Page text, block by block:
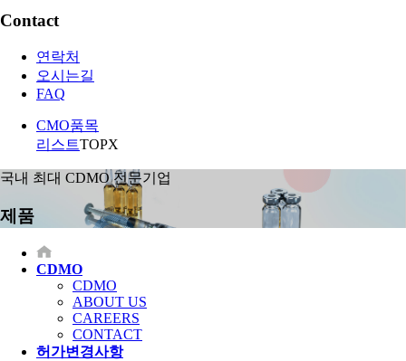
Contact
연락처
오시는길
FAQ
CMO품목
리스트TOPX
국내 최대 CDMO 전문기업
제품
CDMO
CDMO
ABOUT US
CAREERS
CONTACT
허가변경사항